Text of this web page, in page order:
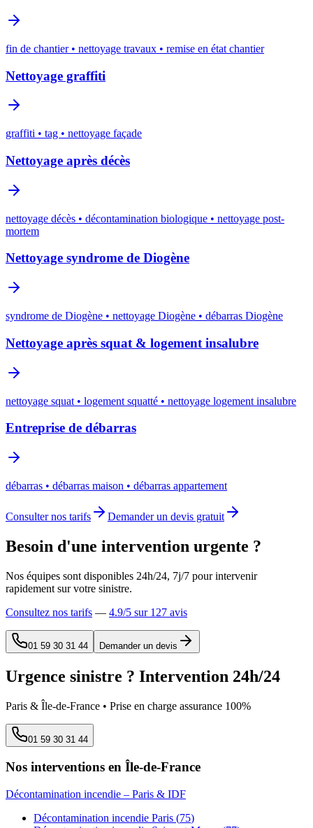
fin de chantier • nettoyage travaux • remise en état chantier
Nettoyage graffiti
graffiti • tag • nettoyage façade
Nettoyage après décès
nettoyage décès • décontamination biologique • nettoyage post-
mortem
Nettoyage syndrome de Diogène
syndrome de Diogène • nettoyage Diogène • débarras Diogène
Nettoyage après squat & logement insalubre
nettoyage squat • logement squatté • nettoyage logement insalubre
Entreprise de débarras
débarras • débarras maison • débarras appartement
Consulter nos tarifs Demander un devis gratuit
Besoin d'une intervention urgente ?
Nos équipes sont disponibles 24h/24, 7j/7 pour intervenir
rapidement sur votre sinistre.
Consultez nos tarifs — 4.9/5 sur 127 avis
01 59 30 31 44 Demander un devis
Urgence sinistre ? Intervention 24h/24
Paris & Île-de-France • Prise en charge assurance 100%
01 59 30 31 44
Nos interventions en Île-de-France
Décontamination incendie – Paris & IDF
Décontamination incendie Paris (75)